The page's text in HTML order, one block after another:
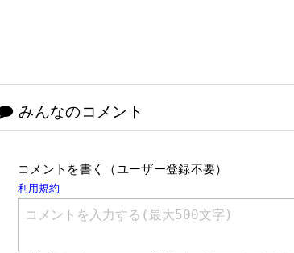
みんなのコメント
コメントを書く（ユーザー登録不要）